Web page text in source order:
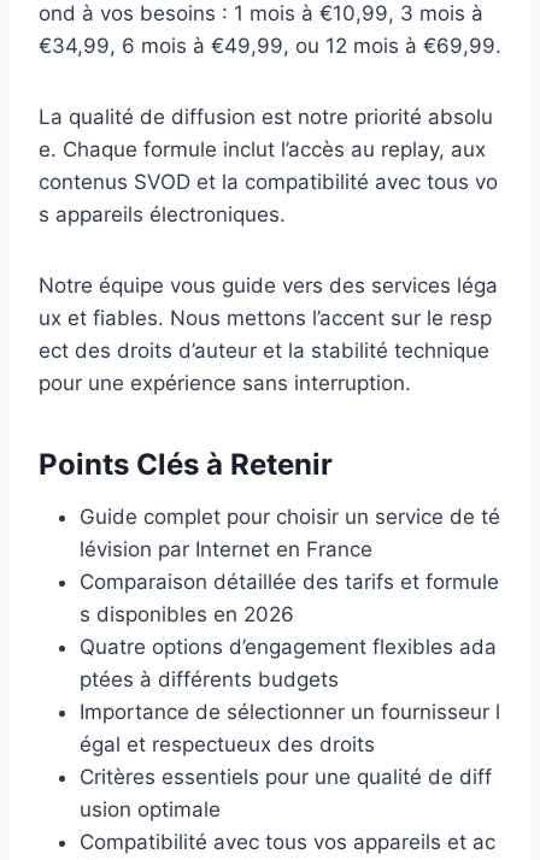
ond à vos besoins : 1 mois à €10,99, 3 mois à
€34,99, 6 mois à €49,99, ou 12 mois à €69,99.
La qualité de diffusion est notre priorité absolu
e. Chaque formule inclut l’accès au replay, aux
contenus SVOD et la compatibilité avec tous vo
s appareils électroniques.
Notre équipe vous guide vers des services léga
ux et fiables. Nous mettons l’accent sur le resp
ect des droits d’auteur et la stabilité technique
pour une expérience sans interruption.
Points Clés à Retenir
Guide complet pour choisir un service de té
lévision par Internet en France
Comparaison détaillée des tarifs et formule
s disponibles en 2026
Quatre options d’engagement flexibles ada
ptées à différents budgets
Importance de sélectionner un fournisseur l
égal et respectueux des droits
Critères essentiels pour une qualité de diff
usion optimale
Compatibilité avec tous vos appareils et ac